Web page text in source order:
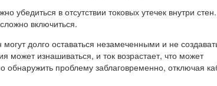
убедиться в отсутствии токовых утечек внутри
включиться.
долго оставаться незамеченными и не
может изнашиваться, и ток возрастает, что может
обнаружить проблему заблаговременно, отключая